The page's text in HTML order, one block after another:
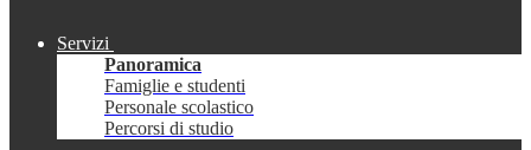
Servizi
Panoramica
Famiglie e studenti
Personale scolastico
Percorsi di studio